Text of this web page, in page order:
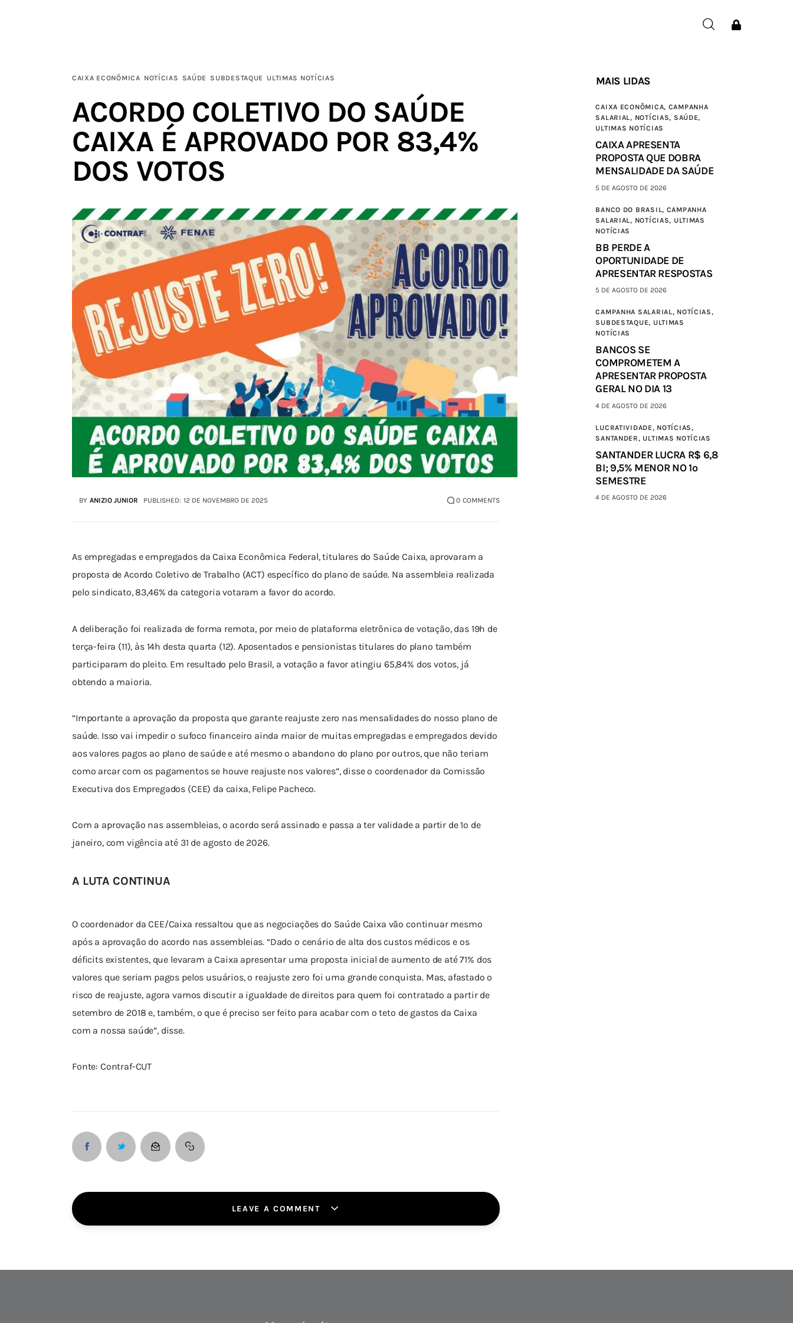
CAIXA ECONÔMICA NOTÍCIAS SAÚDE SUBDESTAQUE ULTIMAS NOTÍCIAS
ACORDO COLETIVO DO SAÚDE
CAIXA É APROVADO POR 83,4%
DOS VOTOS
BY ANIZIO JUNIOR PUBLISHED: 12 DE NOVEMBRO DE 2025 0 COMMENTS
As empregadas e empregados da Caixa Econômica Federal, titulares do Saúde Caixa, aprovaram a
proposta de Acordo Coletivo de Trabalho (ACT) específico do plano de saúde. Na assembleia realizada
pelo sindicato, 83,46% da categoria votaram a favor do acordo.
A deliberação foi realizada de forma remota, por meio de plataforma eletrônica de votação, das 19h de
terça-feira (11), às 14h desta quarta (12). Aposentados e pensionistas titulares do plano também
participaram do pleito. Em resultado pelo Brasil, a votação a favor atingiu 65,84% dos votos, já
obtendo a maioria.
“Importante a aprovação da proposta que garante reajuste zero nas mensalidades do nosso plano de
saúde. Isso vai impedir o sufoco financeiro ainda maior de muitas empregadas e empregados devido
aos valores pagos ao plano de saúde e até mesmo o abandono do plano por outros, que não teriam
como arcar com os pagamentos se houve reajuste nos valores”, disse o coordenador da Comissão
Executiva dos Empregados (CEE) da caixa, Felipe Pacheco.
Com a aprovação nas assembleias, o acordo será assinado e passa a ter validade a partir de 1º de
janeiro, com vigência até 31 de agosto de 2026.
A LUTA CONTINUA
O coordenador da CEE/Caixa ressaltou que as negociações do Saúde Caixa vão continuar mesmo
após a aprovação do acordo nas assembleias. “Dado o cenário de alta dos custos médicos e os
déficits existentes, que levaram a Caixa apresentar uma proposta inicial de aumento de até 71% dos
valores que seriam pagos pelos usuários, o reajuste zero foi uma grande conquista. Mas, afastado o
risco de reajuste, agora vamos discutir a igualdade de direitos para quem foi contratado a partir de
setembro de 2018 e, também, o que é preciso ser feito para acabar com o teto de gastos da Caixa
com a nossa saúde”, disse.
Fonte: Contraf-CUT
LEAVE A COMMENT
MAIS LIDAS
CAIXA ECONÔMICA, CAMPANHA
SALARIAL, NOTÍCIAS, SAÚDE,
ULTIMAS NOTÍCIAS
CAIXA APRESENTA
PROPOSTA QUE DOBRA
MENSALIDADE DA SAÚDE
5 DE AGOSTO DE 2026
BANCO DO BRASIL, CAMPANHA
SALARIAL, NOTÍCIAS, ULTIMAS
NOTÍCIAS
BB PERDE A
OPORTUNIDADE DE
APRESENTAR RESPOSTAS
5 DE AGOSTO DE 2026
CAMPANHA SALARIAL, NOTÍCIAS,
SUBDESTAQUE, ULTIMAS
NOTÍCIAS
BANCOS SE
COMPROMETEM A
APRESENTAR PROPOSTA
GERAL NO DIA 13
4 DE AGOSTO DE 2026
LUCRATIVIDADE, NOTÍCIAS,
SANTANDER, ULTIMAS NOTÍCIAS
SANTANDER LUCRA R$ 6,8
BI; 9,5% MENOR NO 1º
SEMESTRE
4 DE AGOSTO DE 2026